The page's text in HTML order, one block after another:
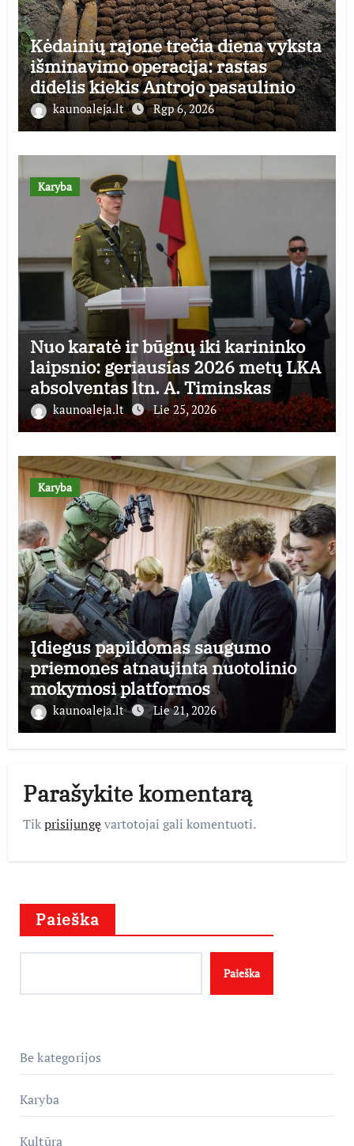
Kėdainių rajone trečia diena vyksta
išminavimo operacija: rastas
didelis kiekis Antrojo pasaulinio
karo laikų standartinės amunicijos
ir jos dalių
kaunoaleja.lt Rgp 6, 2026
Karyba
Nuo karatė ir būgnų iki karininko
laipsnio: geriausias 2026 metų LKA
absolventas ltn. A. Timinskas
kaunoaleja.lt Lie 25, 2026
Karyba
Įdiegus papildomas saugumo
priemones atnaujinta nuotolinio
mokymosi platformos
mobilizacijosmokykla.lt veikla
kaunoaleja.lt Lie 21, 2026
Parašykite komentarą
Tikprisijungęvartotojai gali komentuoti.
Paieška
Paieška
Be kategorijos
Karyba
Kultūra